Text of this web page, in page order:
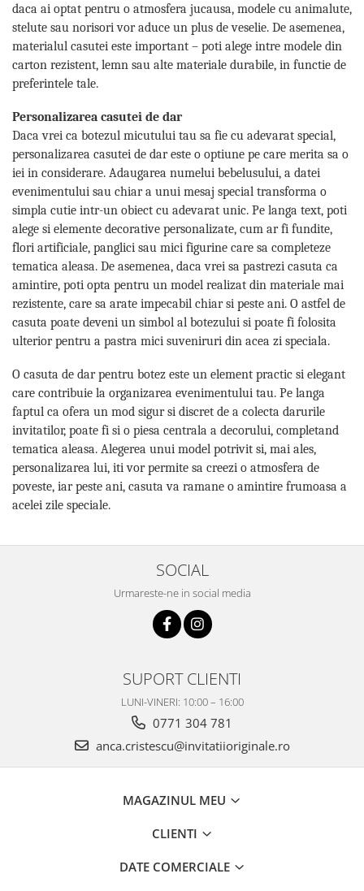
daca ai optat pentru o atmosfera jucausa, modele cu animalute,
stelute sau norisori vor aduce un plus de veselie. De asemenea,
materialul casutei este important – poti alege intre modele din
carton rezistent, lemn sau alte materiale durabile, in functie de
preferintele tale.
Personalizarea casutei de dar
Daca vrei ca botezul micutului tau sa fie cu adevarat special,
personalizarea casutei de dar este o optiune pe care merita sa o
iei in considerare. Adaugarea numelui bebelusului, a datei
evenimentului sau chiar a unui mesaj special transforma o
simpla cutie intr-un obiect cu adevarat unic. Pe langa text, poti
alege si elemente decorative personalizate, cum ar fi fundite,
flori artificiale, panglici sau mici figurine care sa completeze
tematica aleasa. De asemenea, daca vrei sa pastrezi casuta ca
amintire, poti opta pentru un model realizat din materiale mai
rezistente, care sa arate impecabil chiar si peste ani. O astfel de
casuta poate deveni un simbol al botezului si poate fi folosita
ulterior pentru a pastra mici suveniruri din acea zi speciala.
O casuta de dar pentru botez este un element practic si elegant
care contribuie la organizarea evenimentului tau. Pe langa
faptul ca ofera un mod sigur si discret de a colecta darurile
invitatilor, poate fi si o piesa centrala a decorului, completand
tematica aleasa. Alegerea unui model potrivit si, mai ales,
personalizarea lui, iti vor permite sa creezi o atmosfera de
poveste, iar peste ani, casuta va ramane o amintire frumoasa a
acelei zile speciale.
SOCIAL
Urmareste-ne in social media
SUPORT CLIENTI
LUNI-VINERI: 10:00 – 16:00
0771 304 781
anca.cristescu@invitatiioriginale.ro
MAGAZINUL MEU
CLIENTI
DATE COMERCIALE